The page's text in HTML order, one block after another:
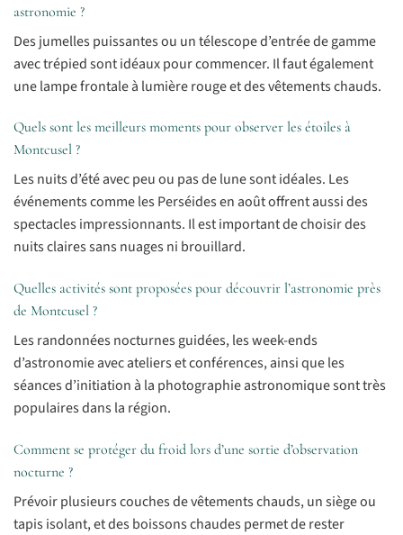
astronomie ?
Des jumelles puissantes ou un télescope d’entrée de gamme
avec trépied sont idéaux pour commencer. Il faut également
une lampe frontale à lumière rouge et des vêtements chauds.
Quels sont les meilleurs moments pour observer les étoiles à
Montcusel ?
Les nuits d’été avec peu ou pas de lune sont idéales. Les
événements comme les Perséides en août offrent aussi des
spectacles impressionnants. Il est important de choisir des
nuits claires sans nuages ni brouillard.
Quelles activités sont proposées pour découvrir l’astronomie près
de Montcusel ?
Les randonnées nocturnes guidées, les week-ends
d’astronomie avec ateliers et conférences, ainsi que les
séances d’initiation à la photographie astronomique sont très
populaires dans la région.
Comment se protéger du froid lors d’une sortie d’observation
nocturne ?
Prévoir plusieurs couches de vêtements chauds, un siège ou
tapis isolant, et des boissons chaudes permet de rester